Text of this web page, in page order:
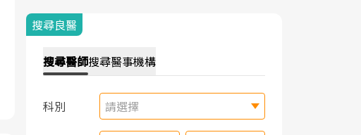
搜尋良醫
搜尋醫師搜尋醫事機構
科別 請選擇